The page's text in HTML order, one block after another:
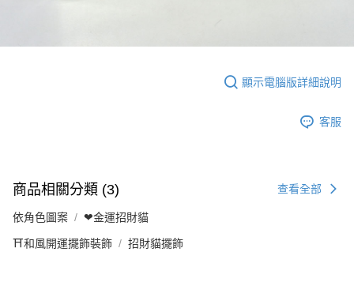
顯示電腦版詳細說明
客服
商品相關分類 (3) 查看全部
依角色圖案 ❤金運招財貓
⛩️和風開運擺飾裝飾 招財貓擺飾